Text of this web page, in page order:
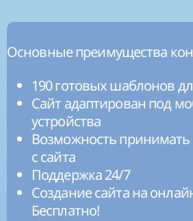
Основные преимущества
190 готовых шаблонов
Сайт адаптирован под
устройства
Возможность
с сайта
Поддержка 24/7
Создание сайта на
Бесплатно!